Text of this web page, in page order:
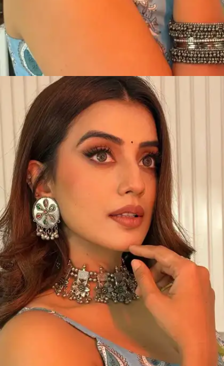
​फिर भी अक्षरा सिंह का देसी लुक जरा हटके है।​